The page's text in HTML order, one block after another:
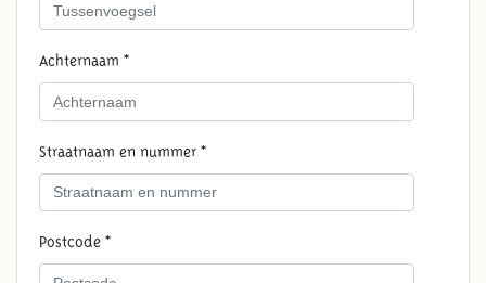
Achternaam *
Straatnaam en nummer *
Postcode *